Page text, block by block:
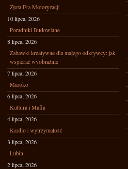
Złota Era Motoryzacji
10 lipca, 2026
Poradniki Budowlane
8 lipca, 2026
Zabawki kreatywne dla małego odkrywcy: jak
wspierać wyobraźnię
7 lipca, 2026
Maroko
6 lipca, 2026
Kultura i Mafia
4 lipca, 2026
Kardio i wytrzymałość
3 lipca, 2026
Lubin
2 lipca, 2026